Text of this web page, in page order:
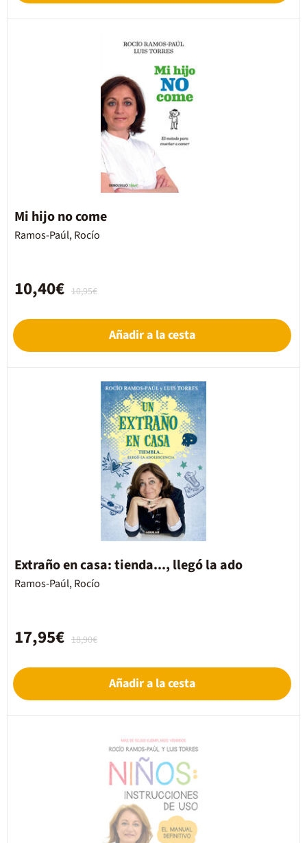
Mi hijo no come
Ramos-Paúl, Rocío
10,95€
10,40€
Añadir a la cesta
Extraño en casa: tienda..., llegó la ado
Ramos-Paúl, Rocío
18,90€
17,95€
Añadir a la cesta